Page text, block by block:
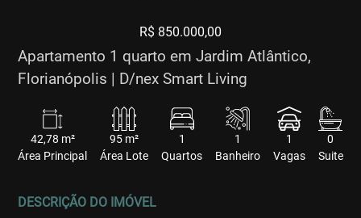
R$ 850.000,00
Apartamento 1 quarto em Jardim Atlântico,
Florianópolis | D/nex Smart Living
42,78 m²
Área Principal
95 m²
Área Lote
1
Quartos
1
Banheiro
1
Vagas
0
Suite
DESCRIÇÃO DO IMÓVEL